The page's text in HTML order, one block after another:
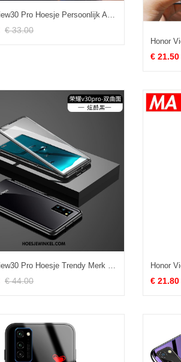
Honor View30 Pro Hoesje Persoonlijk Anti-fall Ruit, Honor View30 Pro Hoesje Chinese Stijl Trendy Merk Beige
€ 33.00
€ 21.50
€ 44.00 € 21.80